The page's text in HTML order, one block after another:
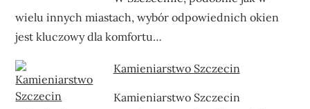
wielu innych miastach, wybór odpowiednich okien
jest kluczowy dla komfortu…
Kamieniarstwo Szczecin
Kamieniarstwo Szczecin